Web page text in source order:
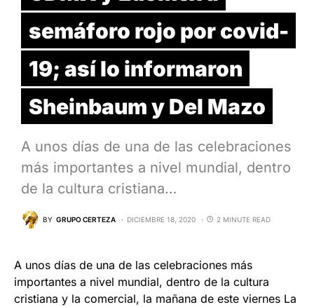
semáforo rojo por covid-
19; así lo informaron
Sheinbaum y Del Mazo
A unos días de una de las celebraciones
más importantes a nivel mundial, dentro
de la cultura cristiana…
BY GRUPO CERTEZA DICIEMBRE 18, 2020 2 MINUTE READ
A unos días de una de las celebraciones más
importantes a nivel mundial, dentro de la cultura
cristiana y la comercial, la mañana de este viernes La